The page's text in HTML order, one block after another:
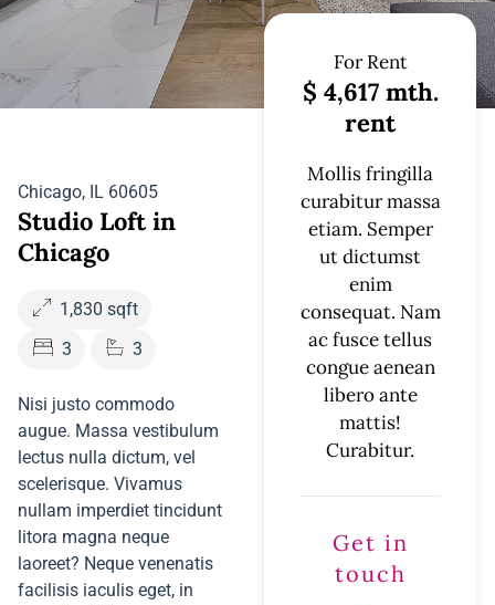
Chicago, IL 60605
Studio Loft in
Chicago
1,830 sqft
3
3
Nisi justo commodo
augue. Massa vestibulum
lectus nulla dictum, vel
scelerisque. Vivamus
nullam imperdiet tincidunt
litora magna neque
laoreet? Neque venenatis
facilisis iaculis eget, in
For Rent
$ 4,617 mth.
rent
Mollis fringilla
curabitur massa
etiam. Semper
ut dictumst
enim
consequat. Nam
ac fusce tellus
congue aenean
libero ante
mattis!
Curabitur.
Get in
touch